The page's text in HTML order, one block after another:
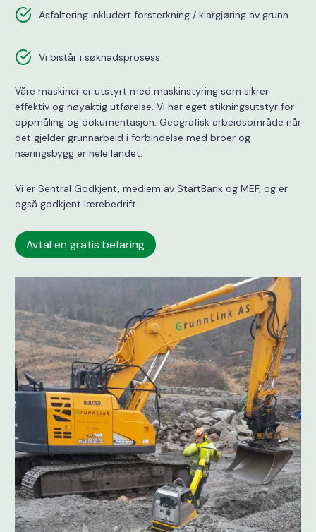
Asfaltering inkludert forsterkning / klargjøring av grunn
Vi bistår i søknadsprosess
Våre maskiner er utstyrt med maskinstyring som sikrer
effektiv og nøyaktig utførelse. Vi har eget stikningsutstyr for
oppmåling og dokumentasjon. Geografisk arbeidsområde når
det gjelder grunnarbeid i forbindelse med broer og
næringsbygg er hele landet.
Vi er Sentral Godkjent, medlem av StartBank og MEF, og er
også godkjent lærebedrift.
Avtal en gratis befaring